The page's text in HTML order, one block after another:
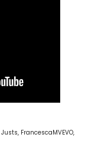
Justs, FrancescaMVEVO,